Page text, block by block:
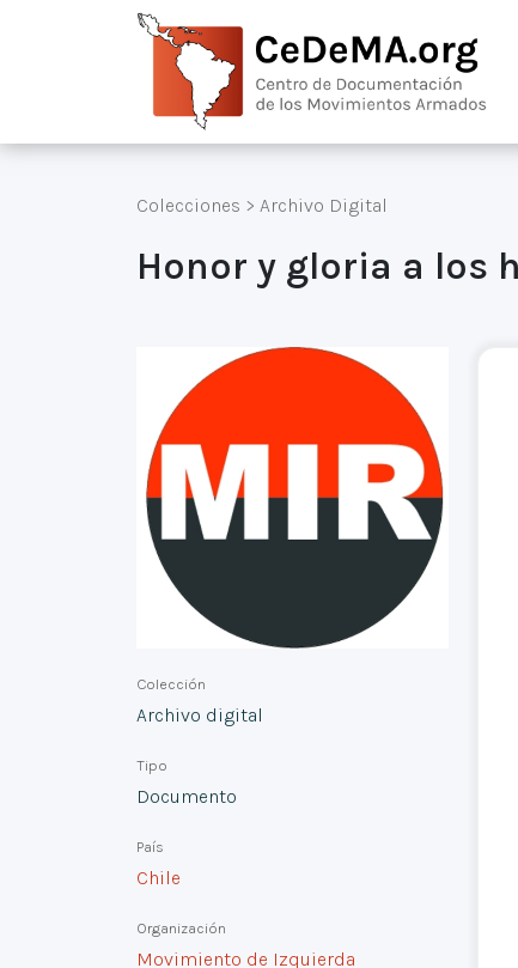
Colecciones > Archivo Digital
Honor y gloria a los
Colección
Archivo digital
Tipo
Documento
País
Chile
Organización
Movimiento de Izquierda